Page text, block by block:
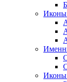
Иконы
Иконы